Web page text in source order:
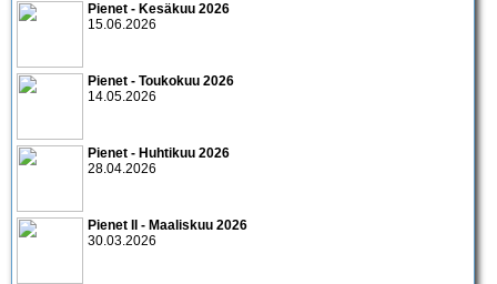
Pienet - Kesäkuu 2026
15.06.2026
Pienet - Toukokuu 2026
14.05.2026
Pienet - Huhtikuu 2026
28.04.2026
Pienet II - Maaliskuu 2026
30.03.2026